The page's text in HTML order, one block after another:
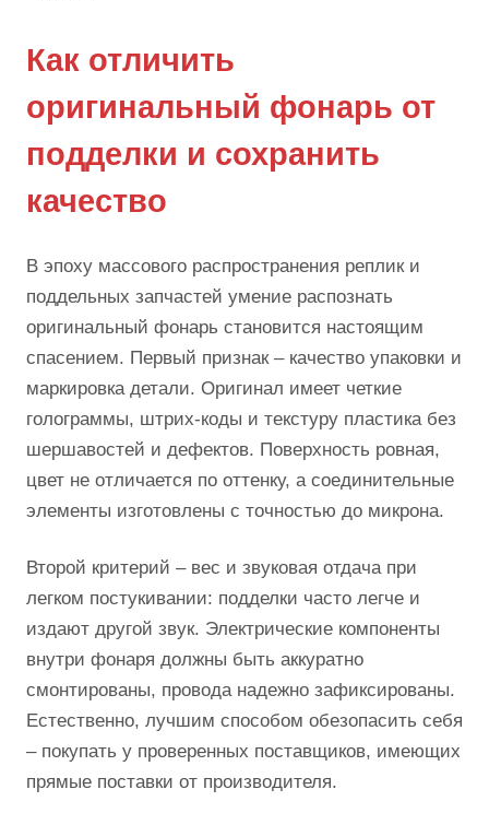
Как отличить
оригинальный фонарь от
подделки и сохранить
качество
В эпоху массового распространения реплик и
поддельных запчастей умение распознать
оригинальный фонарь становится настоящим
спасением. Первый признак – качество упаковки и
маркировка детали. Оригинал имеет четкие
голограммы, штрих-коды и текстуру пластика без
шершавостей и дефектов. Поверхность ровная,
цвет не отличается по оттенку, а соединительные
элементы изготовлены с точностью до микрона.
Второй критерий – вес и звуковая отдача при
легком постукивании: подделки часто легче и
издают другой звук. Электрические компоненты
внутри фонаря должны быть аккуратно
смонтированы, провода надежно зафиксированы.
Естественно, лучшим способом обезопасить себя
– покупать у проверенных поставщиков, имеющих
прямые поставки от производителя.